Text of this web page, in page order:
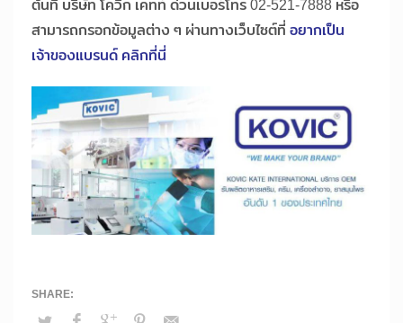
ต้นที่ บริษัท โควิก เคทท์ ด่วนเบอร์โทร 02-521-7888 หรือ
สามารถกรอกข้อมูลต่าง ๆ ผ่านทางเว็บไซต์ที่ อยากเป็น
เจ้าของแบรนด์ คลิกที่นี่